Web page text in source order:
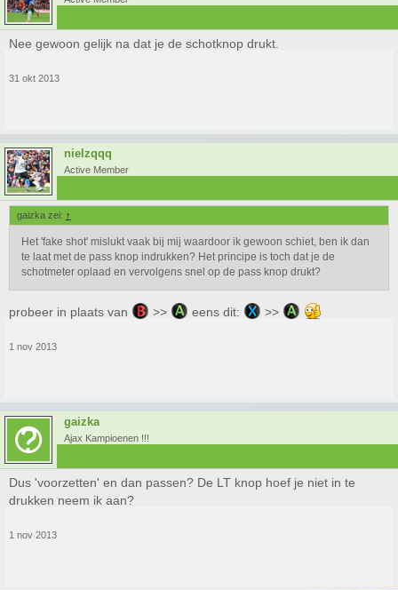
Nee gewoon gelijk na dat je de schotknop drukt.
31 okt 2013
nielzqqq
Active Member
gaizka zei: ↑
Het 'fake shot' mislukt vaak bij mij waardoor ik gewoon schiet, ben ik dan
te laat met de pass knop indrukken? Het principe is toch dat je de
schotmeter oplaad en vervolgens snel op de pass knop drukt?
probeer in plaats van >> eens dit: >>
1 nov 2013
gaizka
Ajax Kampioenen !!!
Dus 'voorzetten' en dan passen? De LT knop hoef je niet in te
drukken neem ik aan?
1 nov 2013